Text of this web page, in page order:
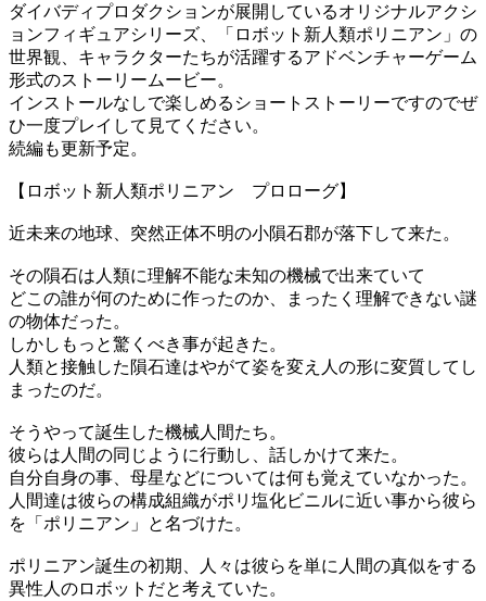
ダイバディプロダクションが展開しているオリジナルアクシ
ョンフィギュアシリーズ、「ロボット新人類ポリニアン」の
世界観、キャラクターたちが活躍するアドベンチャーゲーム
形式のストーリームービー。
インストールなしで楽しめるショートストーリーですのでぜ
ひ一度プレイして見てください。
続編も更新予定。
【ロボット新人類ポリニアン プロローグ】
近未来の地球、突然正体不明の小隕石郡が落下して来た。
その隕石は人類に理解不能な未知の機械で出来ていて
どこの誰が何のために作ったのか、まったく理解できない謎
の物体だった。
しかしもっと驚くべき事が起きた。
人類と接触した隕石達はやがて姿を変え人の形に変質してし
まったのだ。
そうやって誕生した機械人間たち。
彼らは人間の同じように行動し、話しかけて来た。
自分自身の事、母星などについては何も覚えていなかった。
人間達は彼らの構成組織がポリ塩化ビニルに近い事から彼ら
を「ポリニアン」と名づけた。
ポリニアン誕生の初期、人々は彼らを単に人間の真似をする
異性人のロボットだと考えていた。